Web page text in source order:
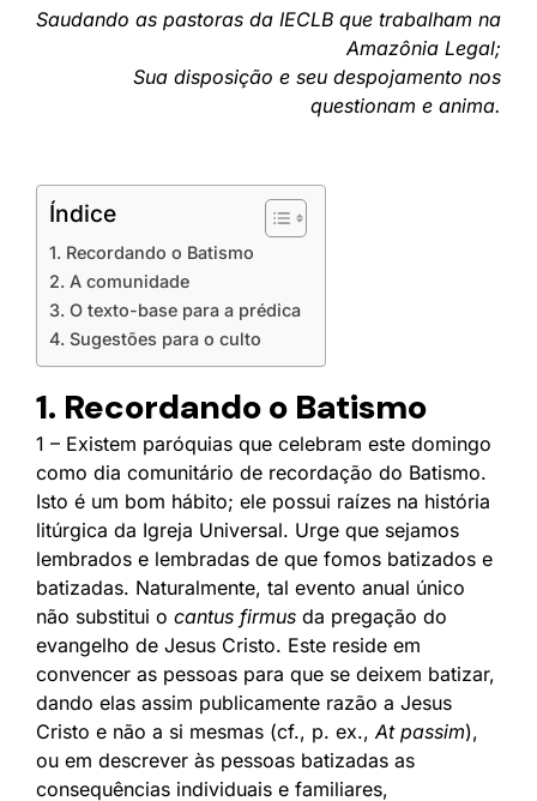
Saudando as pastoras da IECLB que trabalham na
Amazônia Legal;
Sua disposição e seu despojamento nos
questionam e anima.
Índice
1. Recordando o Batismo
2. A comunidade
3. O texto-base para a prédica
4. Sugestões para o culto
1. Recordando o Batismo
1 – Existem paróquias que celebram este domingo
como dia comunitário de recordação do Batismo.
Isto é um bom hábito; ele possui raízes na história
litúrgica da Igreja Universal. Urge que sejamos
lembrados e lembradas de que fomos batizados e
batizadas. Naturalmente, tal evento anual único
não substitui o cantus firmus da pregação do
evangelho de Jesus Cristo. Este reside em
convencer as pessoas para que se deixem batizar,
dando elas assim publicamente razão a Jesus
Cristo e não a si mesmas (cf., p. ex., At passim),
ou em descrever às pessoas batizadas as
consequências individuais e familiares,